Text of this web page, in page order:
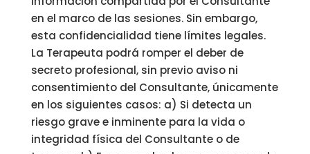
en el marco de las sesiones. Sin embargo,
esta confidencialidad tiene límites legales.
La Terapeuta podrá romper el deber de
secreto profesional, sin previo aviso ni
consentimiento del Consultante, únicamente
en los siguientes casos: a) Si detecta un
riesgo grave e inminente para la vida o
integridad física del Consultante o de